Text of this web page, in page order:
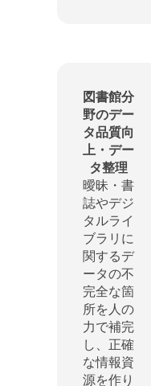
図書館分
野のデー
タ品質向
上・デー
タ整理
曖昧・書
誌やデジ
タルライ
ブラリに
関するデ
ータの不
完全な箇
所を人の
力で補完
し、正確
な情報資
源を作り